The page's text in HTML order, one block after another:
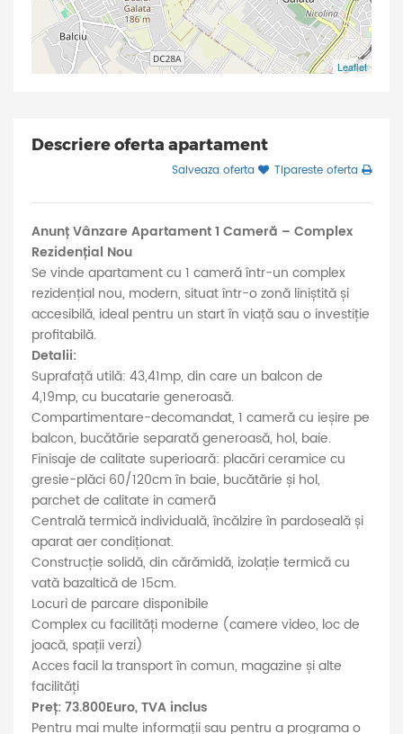
Leaflet
Descriere oferta apartament
Salveaza oferta Tipareste oferta
Anunț Vânzare Apartament 1 Cameră – Complex
Rezidențial Nou
Se vinde apartament cu 1 cameră într-un complex
rezidențial nou, modern, situat într-o zonă liniștită și
accesibilă, ideal pentru un start în viață sau o investiție
profitabilă.
Detalii:
Suprafață utilă: 43,41mp, din care un balcon de
4,19mp, cu bucatarie generoasă.
Compartimentare-decomandat, 1 cameră cu ieșire pe
balcon, bucătărie separată generoasă, hol, baie.
Finisaje de calitate superioară: placări ceramice cu
gresie-plăci 60/120cm în baie, bucătărie și hol,
parchet de calitate in cameră
Centrală termică individuală, încălzire în pardoseală și
aparat aer condiționat.
Construcție solidă, din cărămidă, izolație termică cu
vată bazaltică de 15cm.
Locuri de parcare disponibile
Complex cu facilități moderne (camere video, loc de
joacă, spații verzi)
Acces facil la transport în comun, magazine și alte
facilități
Preț: 73.800Euro, TVA inclus
Pentru mai multe informații sau pentru a programa o